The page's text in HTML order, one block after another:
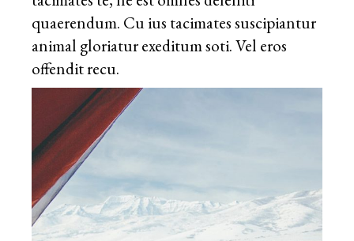
quaerendum. Cu ius tacimates suscipiantur
animal gloriatur exeditum soti. Vel eros
offendit recu.